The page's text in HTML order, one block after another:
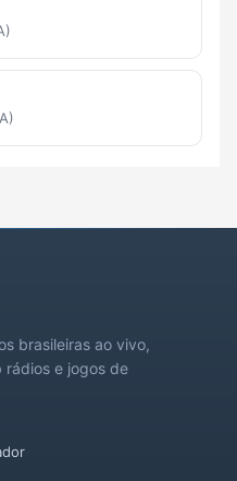
brasileiras ao vivo,
rádios e jogos de